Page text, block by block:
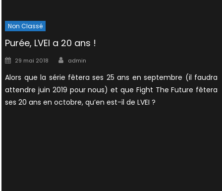
Non Classé
Purée, LVEI a 20 ans !
Posted
29 mai 2018 Author
admin
Alors que la série fêtera ses 25 ans en septembre (il faudra
attendre juin 2019 pour nous) et que Fight The Future fêtera
ses 20 ans en octobre, qu’en est-il de LVEI ?